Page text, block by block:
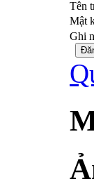
Tên
Mật
Ghi